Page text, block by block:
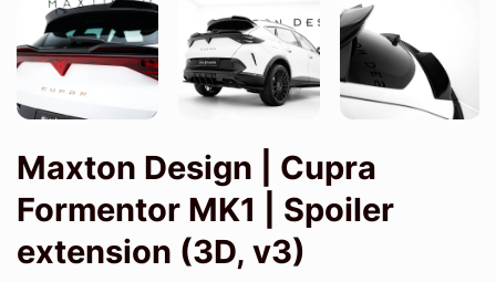
Maxton Design | Cupra
Formentor MK1 | Spoiler
extension (3D, v3)